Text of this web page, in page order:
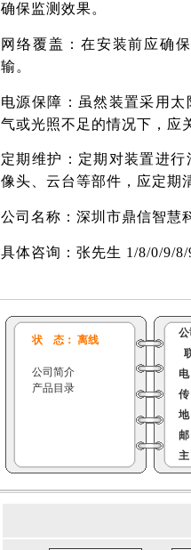
确保监测效果。
网络覆盖：在安装前应确
输。
电源保障：虽然装置采用
气或光照不足的情况下，应
定期维护：定期对装置进
像头、云台等部件，应定期
公司名称：深圳市鼎信智慧
具体咨询：张先生 1/8/0/9/8/
状 态： 离线
公司简介
产品目录
公